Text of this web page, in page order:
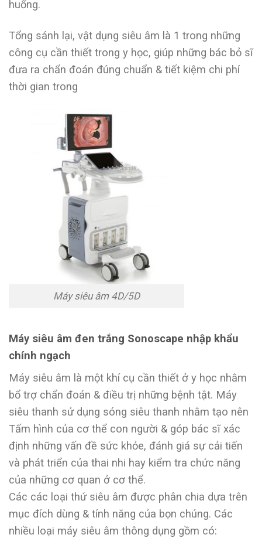
huống.
Tổng sánh lại, vật dụng siêu âm là 1 trong những
công cụ cần thiết trong y học, giúp những bác bỏ sĩ
đưa ra chẩn đoán đúng chuẩn & tiết kiệm chi phí
thời gian trong
Máy siêu âm 4D/5D
Máy siêu âm đen trắng Sonoscape nhập khẩu
chính ngạch
Máy siêu âm là một khí cụ cần thiết ở y học nhằm
bổ trợ chẩn đoán & điều trị những bệnh tật. Máy
siêu thanh sử dụng sóng siêu thanh nhằm tạo nên
Tấm hình của cơ thể con người & góp bác sĩ xác
định những vấn đề sức khỏe, đánh giá sự cải tiến
và phát triển của thai nhi hay kiểm tra chức năng
của những cơ quan ở cơ thể.
Các các loại thứ siêu âm được phân chia dựa trên
mục đích dùng & tính năng của bọn chúng. Các
nhiều loại máy siêu âm thông dụng gồm có: